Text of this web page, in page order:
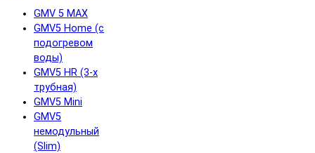
GMV 5 MAX
GMV5 Home (с
подогревом
воды)
GMV5 HR (3-х
трубная)
GMV5 Mini
GMV5
немодульный
(Slim)